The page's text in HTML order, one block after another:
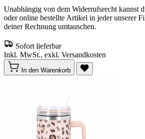
Unabhängig von dem Widerrufsrecht kannst
oder online bestellte Artikel in jeder unserer
deiner Rechnung umtauschen.
Sofort lieferbar
Inkl. MwSt., exkl. Versandkosten
In den Warenkorb